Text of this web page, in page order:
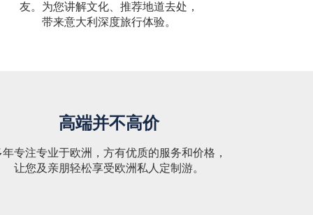
友。为您讲解文化、推荐地道去处，
带来意大利深度旅行体验。
高端并不高价
专注专业于欧洲，方有优质的服务和价格，
让您及亲朋轻松享受欧洲私人定制游。